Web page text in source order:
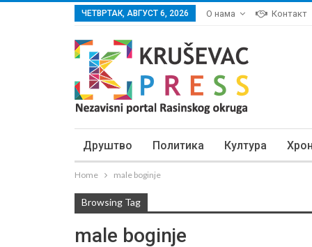
ЧЕТВРТАК, АВГУСТ 6, 2026 О нама Контакт
Друштво Политика Култура
Home male boginje
Browsing Tag
male boginje